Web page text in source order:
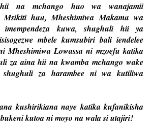
na mchango huo wa wanajamii
Msikiti huu, Mheshimiwa Makamu wa
kuwa, shughuli hii ya
mbele kumsubiri bali iendelee
Mheshimiwa Lowassa ni mzoefu katika
za aina hii na kwamba mchango wake
za harambee ni wa kutiliwa
kushirikiana naye katika kufanikisha
kutoa ni moyo na wala si utajiri!